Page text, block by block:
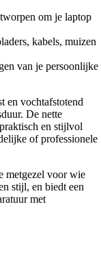
om je laptop
kabels, muizen
van je persoonlijke
en vochtafstotend
De nette
en stijlvol
of professionele
metgezel voor wie
stijl, en biedt een
met